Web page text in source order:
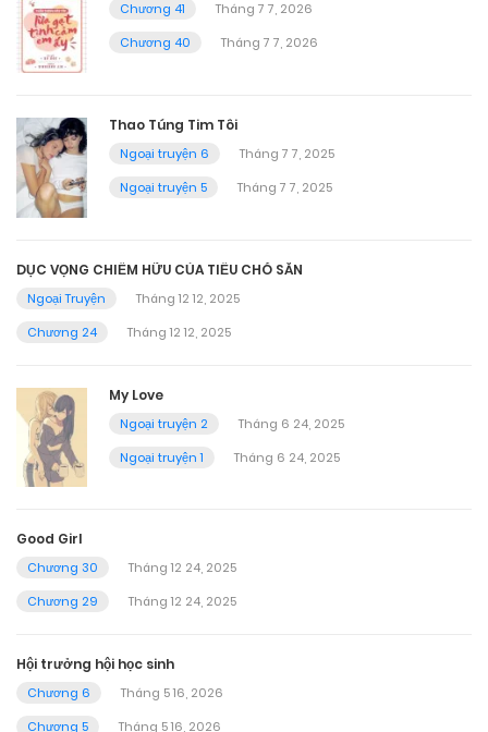
Chương 41
Tháng 7 7, 2026
Chương 40
Tháng 7 7, 2026
Thao Túng Tim Tôi
Ngoại truyện 6
Tháng 7 7, 2025
Ngoại truyện 5
Tháng 7 7, 2025
DỤC VỌNG CHIẾM HỮU CỦA TIỂU CHÓ SĂN
Ngoại Truyện
Tháng 12 12, 2025
Chương 24
Tháng 12 12, 2025
My Love
Ngoại truyện 2
Tháng 6 24, 2025
Ngoại truyện 1
Tháng 6 24, 2025
Good Girl
Chương 30
Tháng 12 24, 2025
Chương 29
Tháng 12 24, 2025
Hội trưởng hội học sinh
Chương 6
Tháng 5 16, 2026
Chương 5
Tháng 5 16, 2026